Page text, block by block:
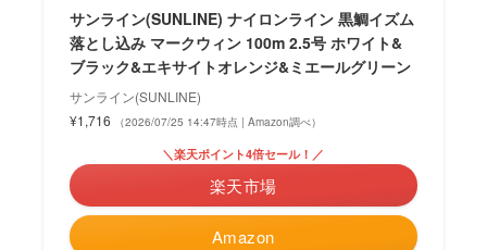
サンライン(SUNLINE) ナイロンライン 黒鯛イズム
落とし込み マークウィン 100m 2.5号 ホワイト&
ブラック&エキサイトオレンジ&ミエールグリーン
サンライン(SUNLINE)
¥1,716
（2026/07/25 14:47時点 | Amazon調べ）
Amazon
＼楽天ポイント4倍セール！／
楽天市場